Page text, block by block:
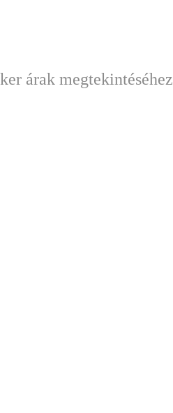
árak megtekintéséhez